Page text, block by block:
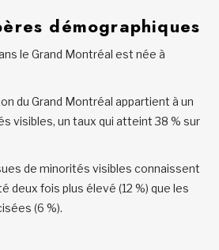
démographiques
le Grand Montréal est née à
du Grand Montréal appartient à un
visibles, un taux qui atteint 38 % sur
de minorités visibles connaissent
deux fois plus élevé (12 %) que les
(6 %).